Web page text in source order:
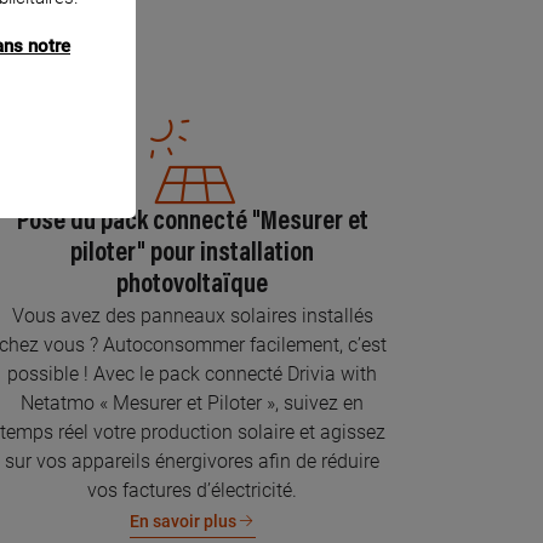
Pose du pack connecté "Mesurer et
piloter" pour installation
photovoltaïque
Vous avez des panneaux solaires installés
chez vous ? Autoconsommer facilement, c’est
possible ! Avec le pack connecté Drivia with
Netatmo « Mesurer et Piloter », suivez en
temps réel votre production solaire et agissez
sur vos appareils énergivores afin de réduire
vos factures d’électricité.
En savoir plus
notre